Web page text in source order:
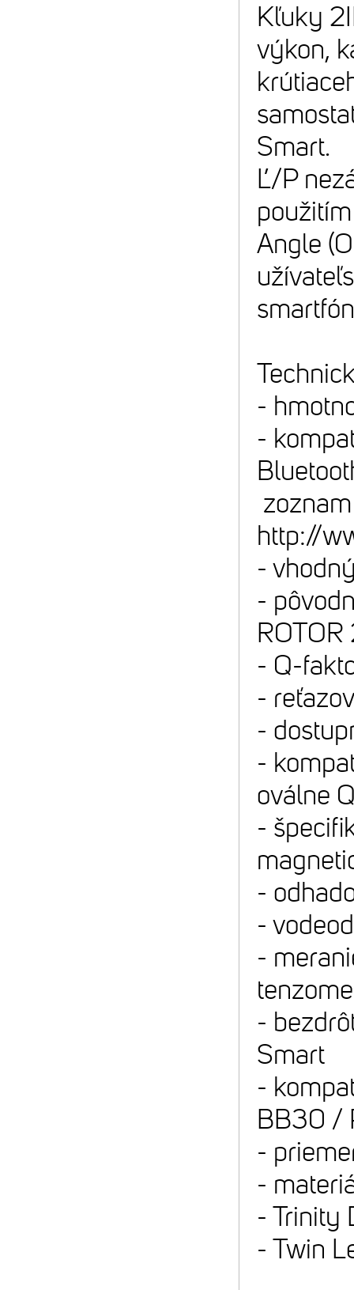
Kľuky
výkon,
Smart.
Ľ/P
Angle
-
-
http://
-
-
- Q-
-
-
-
oválne
-
-
-
-
-
Smart
-
BB30 /
-
-
- Trinity
- Twin